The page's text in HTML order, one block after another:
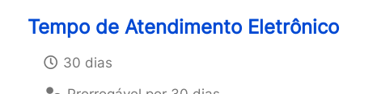
Tempo de Atendimento Eletrônico
30 dias